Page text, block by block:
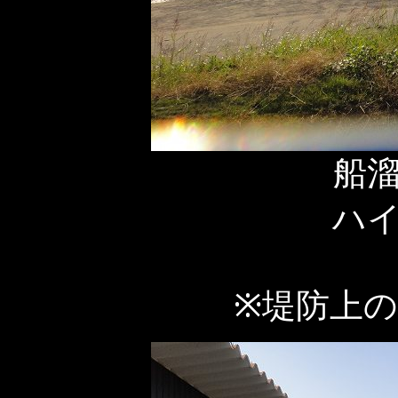
船
ハ
※堤防上